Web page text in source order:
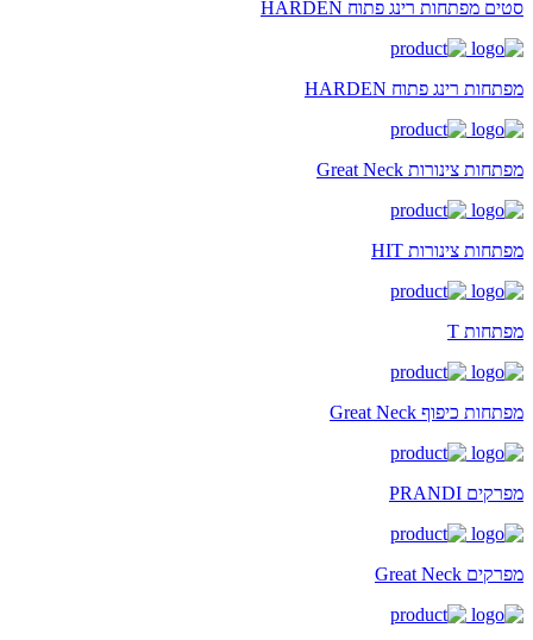
סטים מפתחות רינג פתוח HARDEN
מפתחות רינג פתוח HARDEN
מפתחות צינורות Great Neck
מפתחות צינורות HIT
מפתחות T
מפתחות כיפוף Great Neck
מפרקים PRANDI
מפרקים Great Neck